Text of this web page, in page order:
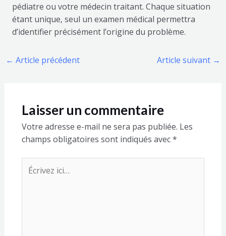
pédiatre ou votre médecin traitant. Chaque situation
étant unique, seul un examen médical permettra
d’identifier précisément l’origine du problème.
← Article précédent Article suivant →
Laisser un commentaire
Votre adresse e-mail ne sera pas publiée. Les
champs obligatoires sont indiqués avec*
Écrivez
ici…